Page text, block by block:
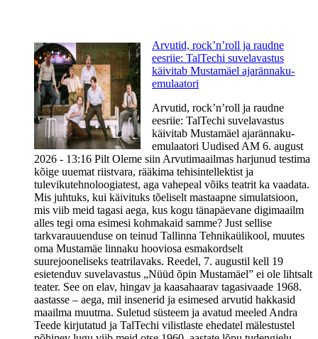
Arvutid, rock’n’roll ja raudne
eesriie: TalTechi suvelavastus
käivitab Mustamäel ajarännaku-
emulaatori
Arvutid, rock’n’roll ja raudne
eesriie: TalTechi suvelavastus
käivitab Mustamäel ajarännaku-
emulaatori Uudised AM 6. august
2026 - 13:16 Pilt Oleme siin Arvutimaailmas harjunud testima
kõige uuemat riistvara, rääkima tehisintellektist ja
tulevikutehnoloogiatest, aga vahepeal võiks teatrit ka vaadata.
Mis juhtuks, kui käivituks tõeliselt mastaapne simulatsioon,
mis viib meid tagasi aega, kus kogu tänapäevane digimaailm
alles tegi oma esimesi kohmakaid samme? Just sellise
tarkvarauuenduse on teinud Tallinna Tehnikaülikool, muutes
oma Mustamäe linnaku hooviosa esmakordselt
suurejooneliseks teatrilavaks. Reedel, 7. augustil kell 19
esietenduv suvelavastus „Nüüd õpin Mustamäel” ei ole lihtsalt
teater. See on elav, hingav ja kaasahaarav tagasivaade 1968.
aastasse – aega, mil insenerid ja esimesed arvutid hakkasid
maailma muutma. Suletud süsteem ja avatud meeled Andra
Teede kirjutatud ja TalTechi vilistlaste ehedatel mälestustel